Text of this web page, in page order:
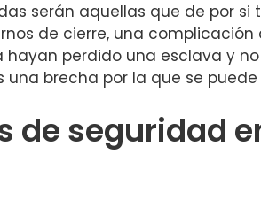
serán aquellas que de por si
de cierre, una complicación
hayan perdido una esclava y
brecha por la que se puede
de seguridad